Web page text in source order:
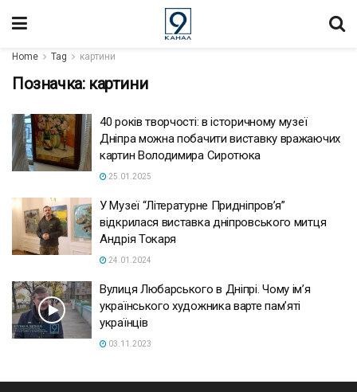
Home Tag картини
Позначка: картини
40 років творчості: в історичному музеї
Дніпра можна побачити виставку вражаючих
картин Володимира Сиротюка
25.01.2025
У Музеї “Літературне Придніпров’я”
відкрилася виставка дніпровського митця
Андрія Токаря
24.01.2024
Вулиця Любарського в Дніпрі. Чому ім’я
українського художника варте пам’яті
українців
03.11.2023